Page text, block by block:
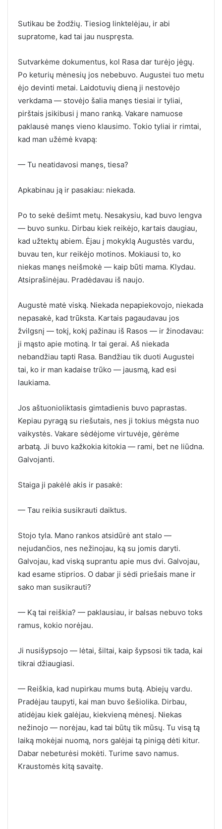
Sutikau be žodžių. Tiesiog linktelėjau, ir abi
supratome, kad tai jau nuspręsta.
Sutvarkėme dokumentus, kol Rasa dar turėjo jėgų.
Po keturių mėnesių jos nebebuvo. Augustei tuo metu
ėjo devinti metai. Laidotuvių dieną ji nestovėjo
verkdama — stovėjo šalia manęs tiesiai ir tyliai,
pirštais įsikibusi į mano ranką. Vakare namuose
paklausė manęs vieno klausimo. Tokio tyliai ir rimtai,
kad man užėmė kvapą:
— Tu neatidavosi manęs, tiesa?
Apkabinau ją ir pasakiau: niekada.
Po to sekė dešimt metų. Nesakysiu, kad buvo lengva
— buvo sunku. Dirbau kiek reikėjo, kartais daugiau,
kad užtektų abiem. Ėjau į mokyklą Augustės vardu,
buvau ten, kur reikėjo motinos. Mokiausi to, ko
niekas manęs neišmokė — kaip būti mama. Klydau.
Atsiprašinėjau. Pradėdavau iš naujo.
Augustė matė viską. Niekada nepapiekovojo, niekada
nepasakė, kad trūksta. Kartais pagaudavau jos
žvilgsnį — tokį, kokį pažinau iš Rasos — ir žinodavau:
ji mąsto apie motiną. Ir tai gerai. Aš niekada
nebandžiau tapti Rasa. Bandžiau tik duoti Augustei
tai, ko ir man kadaise trūko — jausmą, kad esi
laukiama.
Jos aštuonioliktasis gimtadienis buvo paprastas.
Kepiau pyragą su riešutais, nes ji tokius mėgsta nuo
vaikystės. Vakare sėdėjome virtuvėje, gėrėme
arbatą. Ji buvo kažkokia kitokia — rami, bet ne liūdna.
Galvojanti.
Staiga ji pakėlė akis ir pasakė:
— Tau reikia susikrauti daiktus.
Stojo tyla. Mano rankos atsidūrė ant stalo —
nejudančios, nes nežinojau, ką su jomis daryti.
Galvojau, kad viską suprantu apie mus dvi. Galvojau,
kad esame stiprios. O dabar ji sėdi priešais mane ir
sako man susikrauti?
— Ką tai reiškia? — paklausiau, ir balsas nebuvo toks
ramus, kokio norėjau.
Ji nusišypsojo — lėtai, šiltai, kaip šypsosi tik tada, kai
tikrai džiaugiasi.
— Reiškia, kad nupirkau mums butą. Abiejų vardu.
Pradėjau taupyti, kai man buvo šešiolika. Dirbau,
atidėjau kiek galėjau, kiekvieną mėnesį. Niekas
nežinojo — norėjau, kad tai būtų tik mūsų. Tu visą tą
laiką mokėjai nuomą, nors galėjai tą pinigą dėti kitur.
Dabar nebeturėsi mokėti. Turime savo namus.
Kraustomės kitą savaitę.